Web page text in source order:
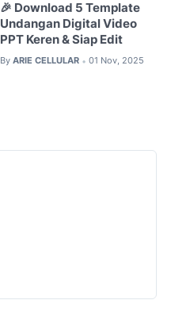
🎉 Download 5 Template
Undangan Digital Video
PPT Keren & Siap Edit
By ARIE CELLULAR • 01 Nov, 2025